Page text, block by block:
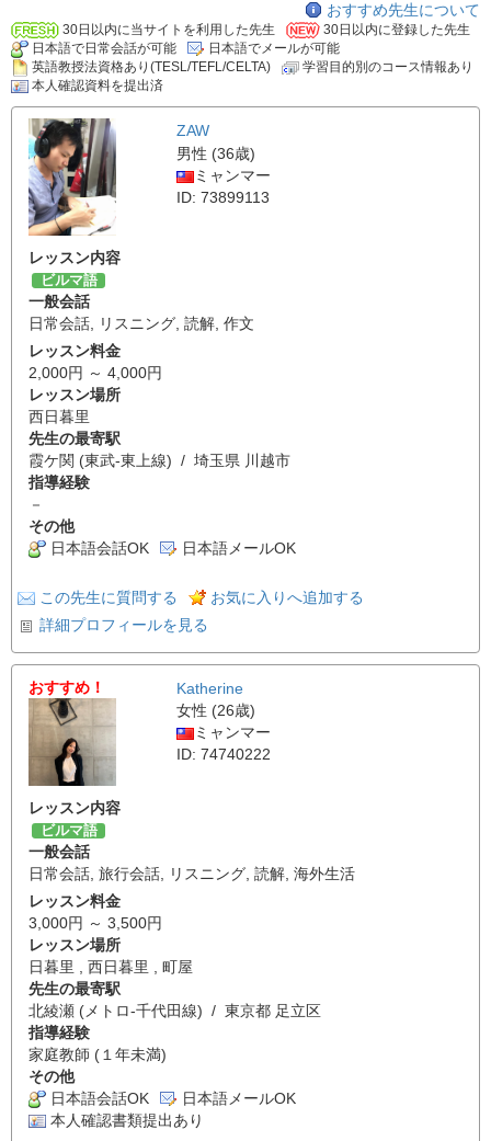
おすすめ先生について
30日以内に当サイトを利用した先生
30日以内に登録した先生
日本語で日常会話が可能
日本語でメールが可能
英語教授法資格あり(TESL/TEFL/CELTA)
学習目的別のコース情報あり
本人確認資料を提出済
ZAW
男性 (36歳)
ミャンマー
ID: 73899113
レッスン内容
ビルマ語
一般会話
日常会話
リスニング 読解 作文
レッスン料金
2,000円 ～ 4,000円
レッスン場所
西日暮里
先生の最寄駅
霞ケ関 (東武-東上線) / 埼玉県 川越市
指導経験
－
その他
日本語会話OK
日本語メールOK
この先生に質問する
お気に入りへ追加する
詳細プロフィールを見る
おすすめ！
Katherine
女性 (26歳)
ミャンマー
ID: 74740222
レッスン内容
ビルマ語
一般会話
日常会話 旅行会話 リスニング 読解 海外生活
レッスン料金
3,000円 ～ 3,500円
レッスン場所
日暮里 , 西日暮里 , 町屋
先生の最寄駅
北綾瀬 (メトロ-千代田線) / 東京都 足立区
指導経験
家庭教師 (１年未満)
その他
日本語会話OK
日本語メールOK
本人確認書類提出あり